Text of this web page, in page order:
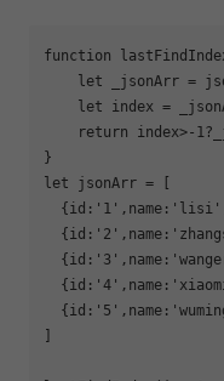
function
let
let
return index>-1
let
  {
id : '1' , name : 'lisi'
  {
id : '2' , name :
  {
id : '3' , name :
  {
id : '4' , name :
  {
id : '5' , name :